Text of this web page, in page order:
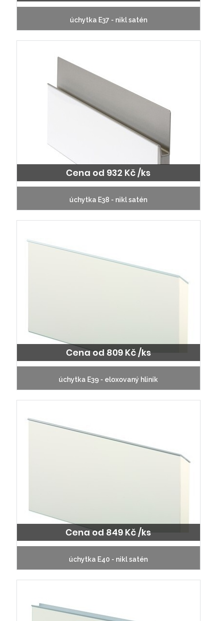
úchytka E37 - nikl satén
Cena od 932 Kč /ks
úchytka E38 - nikl satén
Cena od 809 Kč /ks
úchytka E39 - eloxovaný hliník
Cena od 849 Kč /ks
úchytka E40 - nikl satén